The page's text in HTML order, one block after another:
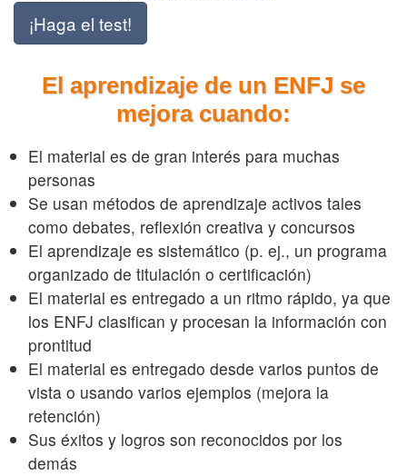
¡Haga el test!
El aprendizaje de un ENFJ se
mejora cuando:
El material es de gran interés para muchas
personas
Se usan métodos de aprendizaje activos tales
como debates, reflexión creativa y concursos
El aprendizaje es sistemático (p. ej., un programa
organizado de titulación o certificación)
El material es entregado a un ritmo rápido, ya que
los ENFJ clasifican y procesan la información con
prontitud
El material es entregado desde varios puntos de
vista o usando varios ejemplos (mejora la
retención)
Sus éxitos y logros son reconocidos por los
demás